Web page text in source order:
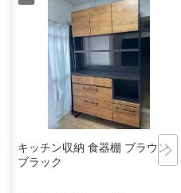
キッチン収納 食器棚 ブラウン
ブラック